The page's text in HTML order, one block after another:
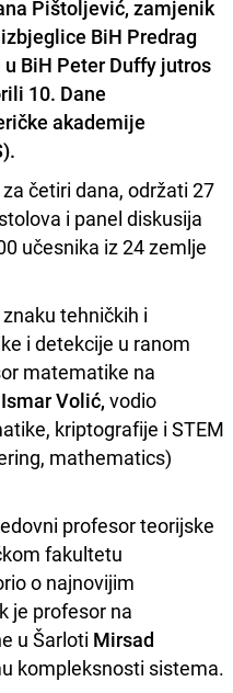
Pištoljević, zamjenik
BiH Predrag
BiH Peter Duffy jutros
10. Dane
akademije
četiri dana, održati 27
i panel diskusija
učesnika iz 24 zemlje
tehničkih i
i detekcije u ranom
matematike na
Ismar Volić, vodio
kriptografije i STEM
mathematics)
profesor teorijske
fakultetu
o najnovijim
je profesor na
u Šarloti Mirsad
kompleksnosti sistema.